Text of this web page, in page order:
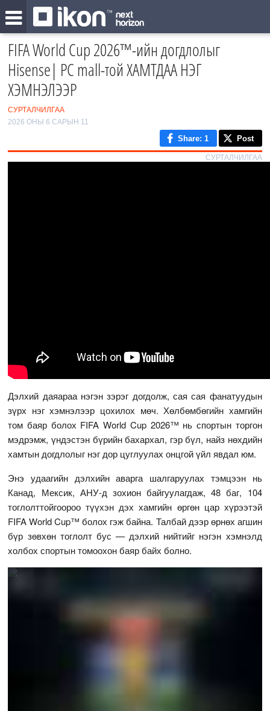
FIFA World Cup 2026™-ийн догдлолыг
Hisense| PC mall-той ХАМТДАА НЭГ
ХЭМНЭЛЭЭР
СУРТАЛЧИЛГАА
2026 ОНЫ 6 САРЫН 11
Share: 1 Post
СУРТАЛЧИЛГАА
Дэлхий даяараа нэгэн зэрэг догдолж, сая сая фанатуудын
зүрх нэг хэмнэлээр цохилох мөч. Хөлбөмбөгийн хамгийн
том баяр болох FIFA World Cup 2026™ нь спортын торгон
мэдрэмж, үндэстэн бүрийн бахархал, гэр бүл, найз нөхдийн
хамтын догдлолыг нэг дор цуглуулах онцгой үйл явдал юм.
Энэ удаагийн дэлхийн аварга шалгаруулах тэмцээн нь
Канад, Мексик, АНУ-д зохион байгуулагдаж, 48 баг, 104
тоглолттойгоороо түүхэн дэх хамгийн өргөн цар хүрээтэй
FIFA World Cup™ болох гэж байна. Талбай дээр өрнөх агшин
бүр зөвхөн тоглолт бус — дэлхий нийтийг нэгэн хэмнэлд
холбох спортын томоохон баяр байх болно.